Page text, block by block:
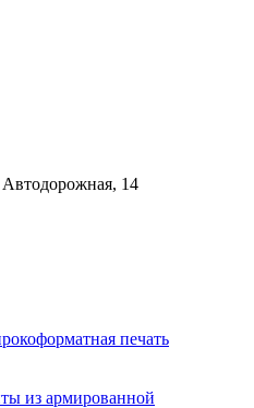
Автодорожная, 14
печать
из армированной